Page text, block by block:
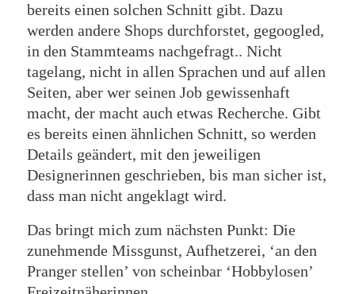
bereits einen solchen Schnitt gibt. Dazu
werden andere Shops durchforstet, gegoogled,
in den Stammteams nachgefragt.. Nicht
tagelang, nicht in allen Sprachen und auf allen
Seiten, aber wer seinen Job gewissenhaft
macht, der macht auch etwas Recherche. Gibt
es bereits einen ähnlichen Schnitt, so werden
Details geändert, mit den jeweiligen
Designerinnen geschrieben, bis man sicher ist,
dass man nicht angeklagt wird.
Das bringt mich zum nächsten Punkt: Die
zunehmende Missgunst, Aufhetzerei, ‘an den
Pranger stellen’ von scheinbar ‘Hobbylosen’